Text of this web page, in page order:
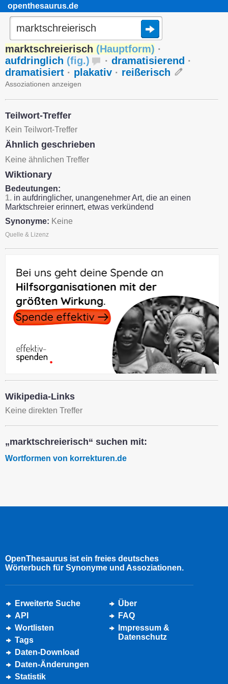
openthesaurus.de
marktschreierisch (Hauptform) ·
aufdringlich (fig.) · dramatisierend ·
dramatisiert · plakativ · reißerisch
Assoziationen anzeigen
Teilwort-Treffer
Kein Teilwort-Treffer
Ähnlich geschrieben
Keine ähnlichen Treffer
Wiktionary
Bedeutungen:
1. in aufdringlicher, unangenehmer Art, die an einen
Marktschreier erinnert, etwas verkündend
Synonyme: Keine
Quelle & Lizenz
Wikipedia-Links
Keine direkten Treffer
„marktschreierisch“ suchen mit:
Wortformen von korrekturen.de
OpenThesaurus ist ein freies deutsches
Wörterbuch für Synonyme und Assoziationen.
Erweiterte Suche
API
Wortlisten
Tags
Daten-Download
Daten-Änderungen
Statistik
Über
FAQ
Impressum &
Datenschutz